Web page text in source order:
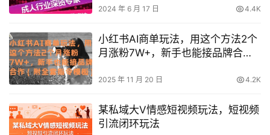
2024 年 6 月 17 日 4.4K
小红书AI商单玩法，用这个方法2个
月涨粉7W+，新手也能接品牌合作
2025 年 11 月 20 日 4.2K
某私域大V情感短视频玩法，短视频
引流闭环玩法